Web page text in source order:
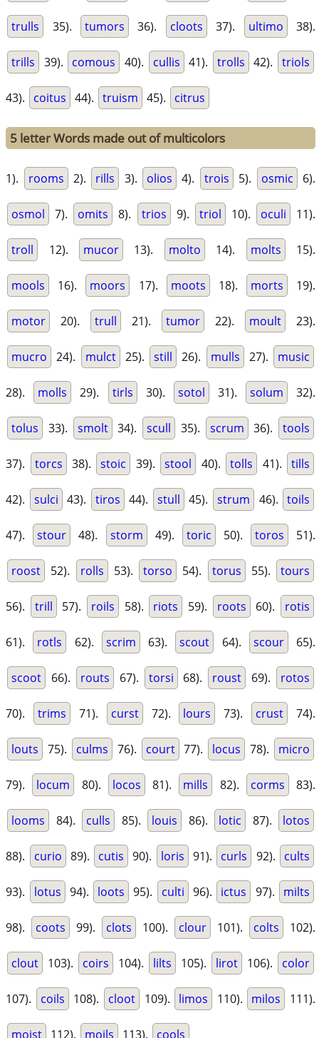
trulls 35). tumors 36). cloots 37). ultimo 38).
trills 39). comous 40). cullis 41). trolls 42). triols
43). coitus 44). truism 45). citrus
5 letter Words made out of multicolors
1). rooms 2). rills 3). olios 4). trois 5). osmic 6).
osmol 7). omits 8). trios 9). triol 10). oculi 11).
troll 12). mucor 13). molto 14). molts 15).
mools 16). moors 17). moots 18). morts 19).
motor 20). trull 21). tumor 22). moult 23).
mucro 24). mulct 25). still 26). mulls 27). music
28). molls 29). tirls 30). sotol 31). solum 32).
tolus 33). smolt 34). scull 35). scrum 36). tools
37). torcs 38). stoic 39). stool 40). tolls 41). tills
42). sulci 43). tiros 44). stull 45). strum 46). toils
47). stour 48). storm 49). toric 50). toros 51).
roost 52). rolls 53). torso 54). torus 55). tours
56). trill 57). roils 58). riots 59). roots 60). rotis
61). rotls 62). scrim 63). scout 64). scour 65).
scoot 66). routs 67). torsi 68). roust 69). rotos
70). trims 71). curst 72). lours 73). crust 74).
louts 75). culms 76). court 77). locus 78). micro
79). locum 80). locos 81). mills 82). corms 83).
looms 84). culls 85). louis 86). lotic 87). lotos
88). curio 89). cutis 90). loris 91). curls 92). cults
93). lotus 94). loots 95). culti 96). ictus 97). milts
98). coots 99). clots 100). clour 101). colts 102).
clout 103). coirs 104). lilts 105). lirot 106). color
107). coils 108). cloot 109). limos 110). milos 111).
moist 112). moils 113). cools